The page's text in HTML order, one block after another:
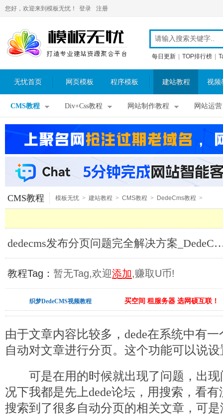
您好，欢迎来到模板无忧！ 登录 注册
每日更新 TOP排行榜
无忧首页 网页模板 程序模板 建站教程 视频
CMS教程 Div+Css教程 网站制作教程 网站运营
CMS教程 模板无忧 > 建站教程 > CMS教程 > DedeCms教程 >
dedecms发布分页问题完全解
教程Tag： 暂无Tag,欢迎添加,赚取U币!
织梦DedeCMS视频教程 买空间 租服务器 选网硕互联！
由于文章内容比较多，dede在系统中有
自动对文章进行分页。这个功能可以说
可是在用的时候就出现了问题，出现
况下我都是先上dede论坛，用搜索，看
搜索到了很多自动分页的相关文章，可